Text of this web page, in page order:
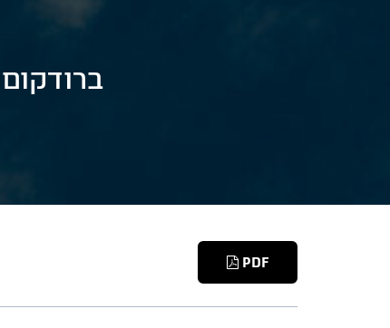
ברודקום לא תשלם
PDF